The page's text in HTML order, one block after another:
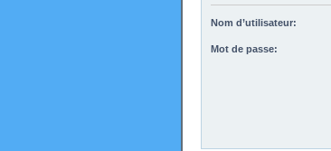
Nom d’utilisateur:
Mot de passe: